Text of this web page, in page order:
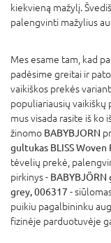
kiekvieną mažylį.
palengvinti mažylius
Mes esame tam, kad
padėsime greitai ir
vaikiškos prekės
populiariausių vaikiškų
mus visada rasite iš ko
žinomo BABYBJORN
gultukas BLISS
tėvelių prekė,
pirkinys -
grey, 006317 -
puikiu pagalbininku
fizinėje parduotuvėje